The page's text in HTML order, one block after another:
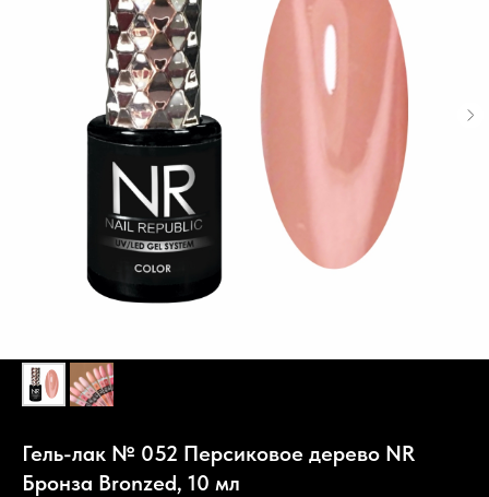
Гель-лак № 052 Персиковое дерево NR
Бронза Bronzed, 10 мл